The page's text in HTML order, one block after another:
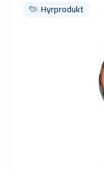
Hyrprodukt
Hyrprodukt